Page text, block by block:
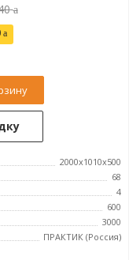
2000x1010x500
68
4
600
3000
ПРАКТИК (Россия)